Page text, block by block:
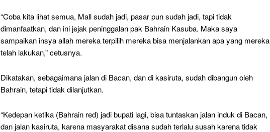
“Coba kita lihat semua, Mall sudah jadi, pasar pun sudah jadi, tapi tidak
dimanfaatkan, dan ini jejak peninggalan pak Bahrain Kasuba. Maka saya
sampaikan insya allah mereka terpilih mereka bisa menjalankan apa yang mereka
telah lakukan,” cetusnya.
Dikatakan, sebagaimana jalan di Bacan, dan di kasiruta, sudah dibangun oleh
Bahrain, tetapi tidak dilanjutkan.
“Kedepan ketika (Bahrain red) jadi bupati lagi, bisa tuntaskan jalan induk di Bacan,
dan jalan kasiruta, karena masyarakat disana sudah terlalu susah karena tidak